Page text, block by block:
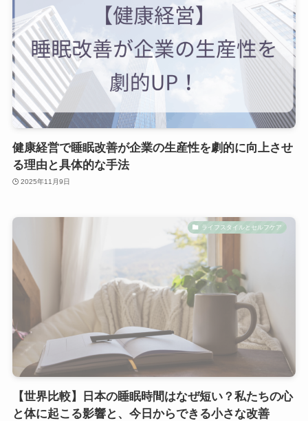
健康経営で睡眠改善が企業の生産性を劇的に向上させ
る理由と具体的な手法
2025年11月9日
ライフスタイルとセルフケア
【世界比較】日本の睡眠時間はなぜ短い？私たちの心
と体に起こる影響と、今日からできる小さな改善